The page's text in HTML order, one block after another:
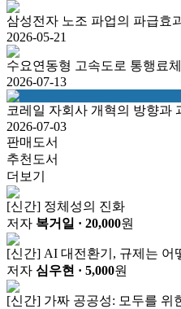
삼성전자 노조 파업의 파급효
2026-05-21
수요연동형 고속도로 통행료
2026-07-13
코레일 자회사 개혁의 방향과
2026-07-03
판매도서
추천도서
더보기
[신간] 정체성의 진화
저자 복거일 · 20,000원
[신간] AI 대전환기, 규제는 어
저자 심우현 · 5,000원
[신간] 가짜 공공성: 모두를 위